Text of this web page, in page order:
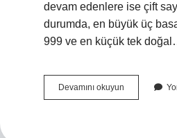
devam edenlere ise çift
durumda, en büyük üç
999 ve en küçük tek
Devamını okuyun
Basamaklı